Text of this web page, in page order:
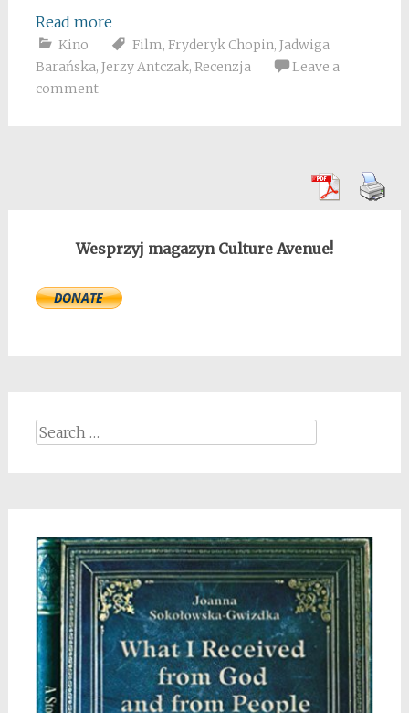
Read more
Kino Film, Fryderyk Chopin, Jadwiga
Barańska, Jerzy Antczak, Recenzja
Leave a
comment
Wesprzyj magazyn Culture Avenue!
Search
for: